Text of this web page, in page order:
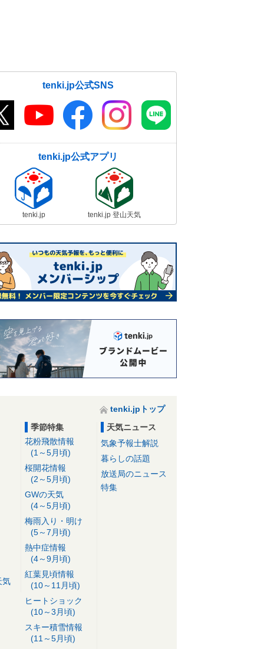
tenki.jp公式SNS
tenki.jp公式アプリ
tenki.jp tenki.jp 登山天気
tenki.jpトップ
気
季節特集
花粉飛散情報
(1～5月頃)
桜開花情報
(2～5月頃)
GWの天気
(4～5月頃)
梅雨入り・明け
(5～7月頃)
熱中症情報
(4～9月頃)
紅葉見頃情報
(10～11月頃)
ヒートショック
(10～3月頃)
スキー積雪情報
(11～5月頃)
天気ニュース
気象予報士解説
暮らしの話題
放送局のニュース
特集